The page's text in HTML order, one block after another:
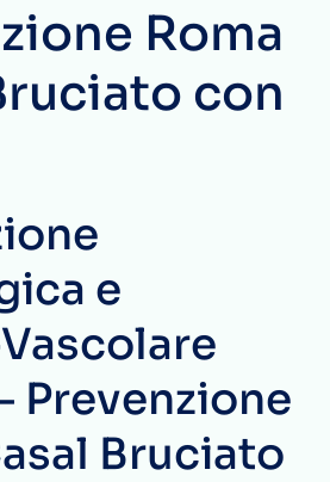
Roma
con
e
Prevenzione
Bruciato